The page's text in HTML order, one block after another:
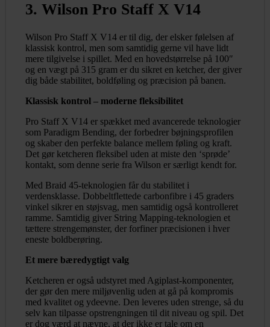
3. Wilson Pro Staff X V14
Wilson Pro Staff X V14 er til dig, der elsker følelsen af
klassisk kontrol, men som samtidig gerne vil have lidt
mere tilgivelse i spillet. Med en hovedstørrelse på 100″
og en vægt på 315 gram er du sikret en ketcher, der giver
dig både stabilitet, boldføling og præcision på banen.
Klassisk kontrol – moderne fleksibilitet
Pro Staff X V14 er spækket med avancerede teknologier
som Paradigm Bending, der forbedrer bøjningsprofilen
og skaber den perfekte balance mellem føling og kraft.
Det gør ketcheren fleksibel uden at miste den ‘sprøde’
kontakt, som denne serie fra Wilson er særligt kendt for.
Med Braid 45-teknologien får du stabilitet i
verdensklasse. Dobbeltflettede carbonfibre i 45 graders
vinkel sikrer en støjsvag, men samtidig også kontrolleret
ramme. Samtidig giver String Mapping-teknologien et
tættere strengemønster, der forfiner præcisionen i hver
eneste boldberøring.
Et mere bæredygtigt valg
Ketcheren er også udstyret med Agiplast-komponenter,
der gør den mere miljøvenlig uden at gå på kompromis
med kvalitet og ydeevne. Den leveres uden strenge, så du
selv kan tilpasse opstrengningen til dit niveau og spil. Det
er dog værd at nævne, at der ikke er tale om en